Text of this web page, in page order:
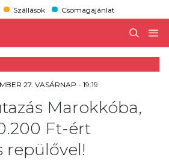
Szállások Csomagajánlat
27. VASÁRNAP - 19:19
Marokkóba,
Ft-ért
repülővel!